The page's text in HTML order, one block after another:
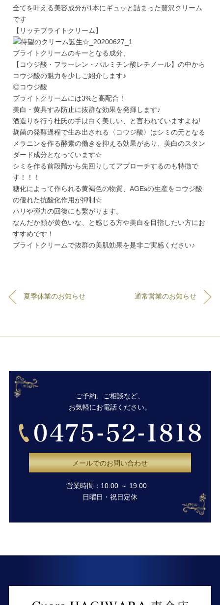
全てを叶える美容成分が1本にギュッと詰まった贅沢クリーム
です
【リッチブライトクリーム】
ブライトクリームのキーとなる成分、
【コウジ酸・フラーレン・パルミチン酸レチノール】の中から
コウジ酸の魅力を少しご紹介します♪
◎コウジ酸
ブライトクリームには3%と高配合！
美白・黄具すみ防止に抜群な効果を発揮します♪
酒造りを行う杜氏の手は白く美しい、と言われていますよね!
麹菌の発酵過程で生み出される〈コウジ酸〉はシミの元となる
メラニンを作る酵素の働きを抑える効果があり、美白のスタン
ダード成分となっています☆
シミを作る前段階から先回りしてアプローチするのも特徴で
す！！！
糖化によって作られる黄褐色の物質、AGEsの生産をコウジ酸
の優れた抗酸化作用が抑制☆
ハリや弾力の回復にも繋がります。
なんだか顔が黄色いな、と感じる方や美白を目指したい方にお
すすめです！
ブライトクリームで抜群の美肌効果を是非ご実感ください♪
夏季休業のお知らせ 通常営業のお知らせ
ご予約、ご相談など、
お気軽にお電話ください。
メールでのお問い合わせ
営業時間：10:00 ～ 19:00
日曜日・祝日定休